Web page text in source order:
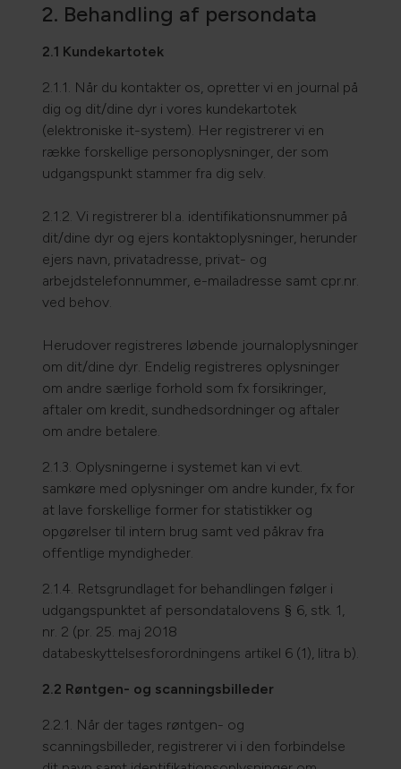
2. Behandling af persondata
2.1 Kundekartotek
2.1.1. Når du kontakter os, opretter vi en journal på
dig og dit/dine dyr i vores kundekartotek
(elektroniske it-system). Her registrerer vi en
række forskellige personoplysninger, der som
udgangspunkt stammer fra dig selv.
2.1.2. Vi registrerer bl.a. identifikationsnummer på
dit/dine dyr og ejers kontaktoplysninger, herunder
ejers navn, privatadresse, privat- og
arbejdstelefonnummer, e-mailadresse samt cpr.nr.
ved behov.
Herudover registreres løbende journaloplysninger
om dit/dine dyr. Endelig registreres oplysninger
om andre særlige forhold som fx forsikringer,
aftaler om kredit, sundhedsordninger og aftaler
om andre betalere.
2.1.3. Oplysningerne i systemet kan vi evt.
samkøre med oplysninger om andre kunder, fx for
at lave forskellige former for statistikker og
opgørelser til intern brug samt ved påkrav fra
offentlige myndigheder.
2.1.4. Retsgrundlaget for behandlingen følger i
udgangspunktet af persondatalovens § 6, stk. 1,
nr. 2 (pr. 25. maj 2018
databeskyttelsesforordningens artikel 6 (1), litra b).
2.2 Røntgen- og scanningsbilleder
2.2.1. Når der tages røntgen- og
scanningsbilleder, registrerer vi i den forbindelse